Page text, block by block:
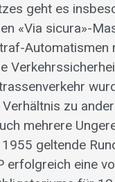
geht es
«Via sicura»-
zu
mehrere
geltende
erfolgreich eine